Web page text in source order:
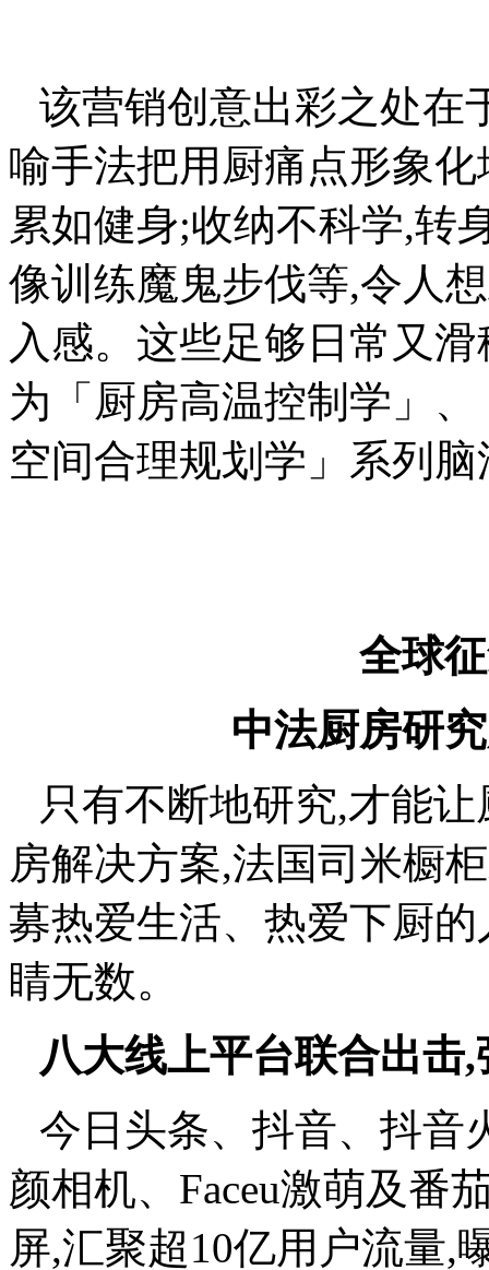
该营销创意出彩之处在
喻手法把用厨痛点形象
累如健身;收纳不科学,转
像训练魔鬼步伐等,令人
入感。这些足够日常又
为「厨房高温控制学」
空间合理规划学」系列
全球
中法厨房研
只有不断地研究,才能
房解决方案,法国司米橱
募热爱生活、热爱下厨
睛无数。
八大线上平台联合出击
今日头条、抖音、抖音
颜相机、Faceu激萌及番
屏,汇聚超10亿用户流量,